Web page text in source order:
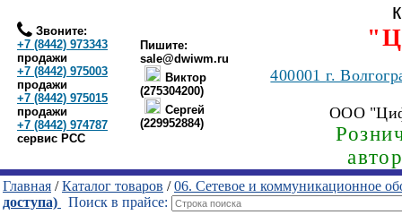
Звоните:
+7 (8442) 973343
продажи
+7 (8442) 975003
продажи
+7 (8442) 975015
продажи
+7 (8442) 974787
сервис РСС
Пишите:
sale@dwiwm.ru
Виктор
(275304200)
Сергей
(229952884)
400001г.
ООО
Главная /Каталог товаров /06. Сетевое и коммуникационное
доступа)
Поиск в прайсе: